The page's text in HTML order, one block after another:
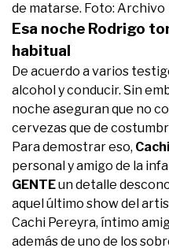
de matarse. Foto: Archivo
Esa noche Rodrigo
habitual
De acuerdo a varios
alcohol y conducir. Sin
noche aseguran que no
cervezas que de
Para demostrar eso,
personal y amigo de la
GENTEun detalle
aquel último show del
Cachi Pereyra, íntimo
además de uno de los